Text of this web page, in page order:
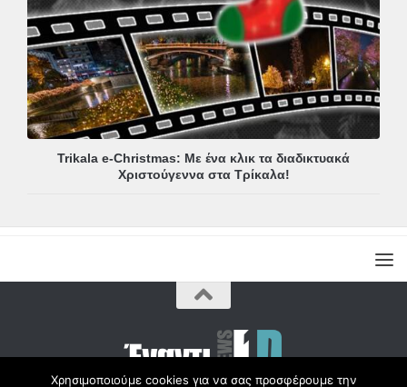
Trikala e-Christmas: Με ένα κλικ τα διαδικτυακά
Χριστούγεννα στα Τρίκαλα!
Χρησιμοποιούμε cookies για να σας προσφέρουμε την